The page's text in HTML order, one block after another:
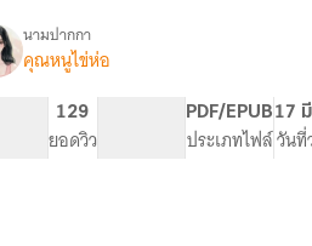
เรื่อง
เผลอ
รัก...โดย
ตั้งใจ
นามปากกา
คุณหนูไข่ห่อ
129
ยอดวิว
PDF/EPUB
ประเภทไฟล์
17
วันที่